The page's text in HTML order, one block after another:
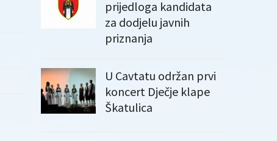
prijedloga kandidata
za dodjelu javnih
priznanja
U Cavtatu održan prvi
koncert Dječje klape
Škatulica